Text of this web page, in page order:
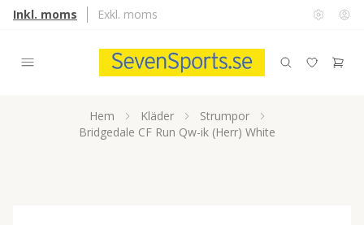
Inkl. moms Exkl. moms
Hem Kläder
Strumpor
Bridgedale CF Run Qw-ik (Herr) White